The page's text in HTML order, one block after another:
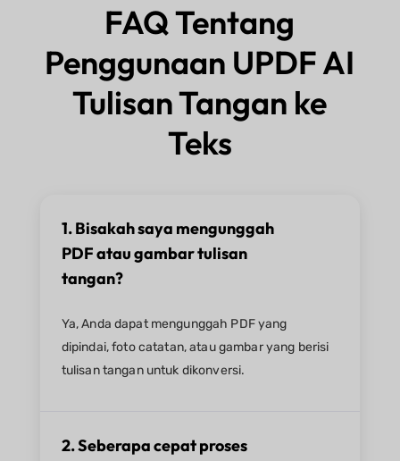
FAQ Tentang
Penggunaan UPDF AI
Tulisan Tangan ke
Teks
1. Bisakah saya mengunggah
PDF atau gambar tulisan
tangan?
Ya, Anda dapat mengunggah PDF yang
dipindai, foto catatan, atau gambar yang berisi
tulisan tangan untuk dikonversi.
2. Seberapa cepat proses